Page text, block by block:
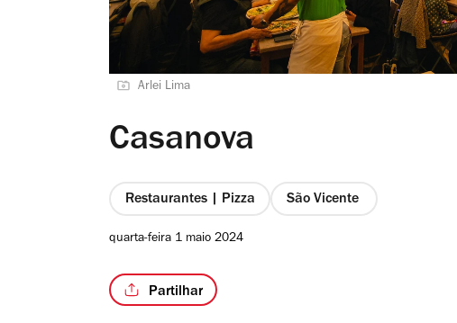
Arlei Lima
Casanova
Restaurantes | Pizza São Vicente
quarta-feira 1 maio 2024
Partilhar